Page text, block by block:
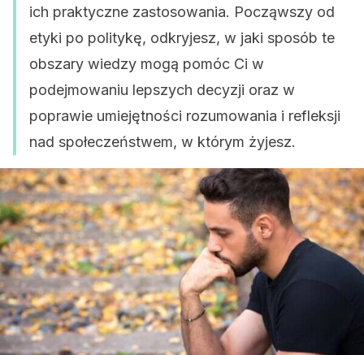
ich praktyczne zastosowania. Począwszy od
etyki po politykę, odkryjesz, w jaki sposób te
obszary wiedzy mogą pomóc Ci w
podejmowaniu lepszych decyzji oraz w
poprawie umiejętności rozumowania i refleksji
nad społeczeństwem, w którym żyjesz.